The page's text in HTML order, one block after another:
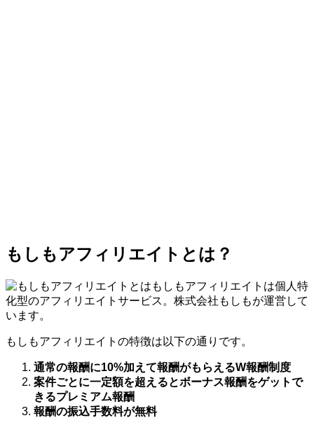
もしもアフィリエイトとは？
もしもアフィリエイトは個人特
化型のアフィリエイトサービス。株式会社もしもが運営して
います。
もしもアフィリエイトの特徴は以下の通りです。
通常の報酬に10%加えて報酬がもらえるW報酬制度
案件ごとに一定額を超えるとボーナス報酬をゲットで
きるプレミアム報酬
報酬の振込手数料が無料